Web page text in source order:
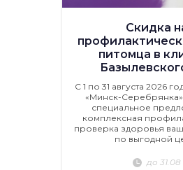
Скидка
питомца в
С 1 по 31 августа 2026
«Минск-Серебрянка»
специальное
комплексная
проверка здоровья
по выгодной
до 31.08